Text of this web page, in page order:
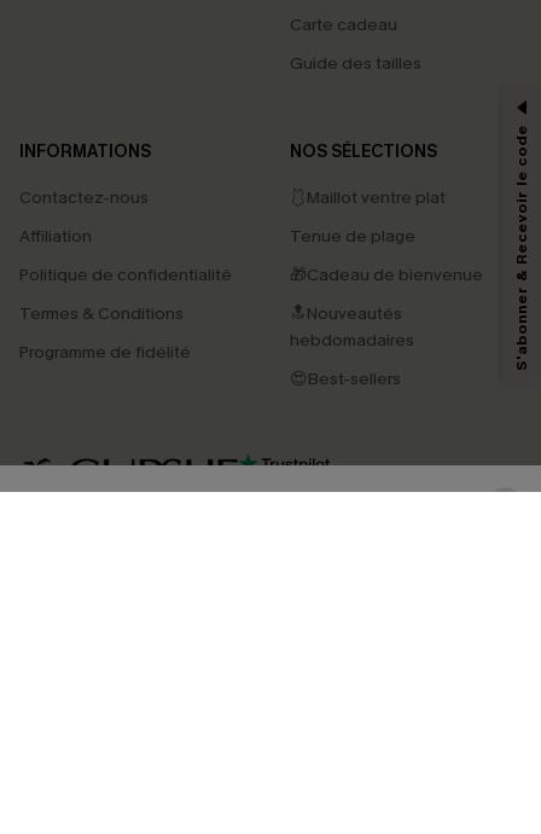
Carte cadeau
Guide des tailles
INFORMATIONS
Contactez-nous
Affiliation
Politique de confidentialité
Termes & Conditions
Programme de fidélité
NOS SÉLECTIONS
🩱Maillot ventre plat
Tenue de plage
🎁Cadeau de bienvenue
🔝Nouveautés
hebdomadaires
😍Best-sellers
4.4
PROFITEZ DE -15%
marketing (y compris du contenu généré par l'IA) de Cupshe et
pouvons utiliser les données collectées sur notre site ainsi que des
savoir si ceux-ci ont été ouverts, de mesurer votre engagement, de
personnaliser nos contenus et nos offres, et de vous recommander des
produits susceptibles de vous intéresser, conformément à notre
Politique de
. Vous pouvez vous désabonner à tout moment.
S'abonner & Recevoir le code